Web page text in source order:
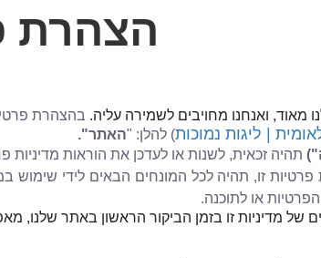
הצהרת
מאוד, ואנחנו מחויבים לשמירה עליה. בהצהרת
| ליגות נמוכות(להלן:
"האתר".
תהיה זכאית, לשנות או לעדכן את הוראות מדיניות
זו, תהיה לכל המונחים הבאים לידי שימוש
או לתוכנה.
של מדיניות זו בזמן הביקור הראשון באתר